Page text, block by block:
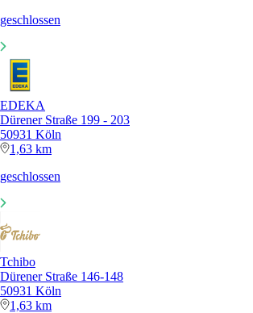
geschlossen
EDEKA
Dürener Straße 199 - 203
50931 Köln
1,63 km
geschlossen
Tchibo
Dürener Straße 146-148
50931 Köln
1,63 km